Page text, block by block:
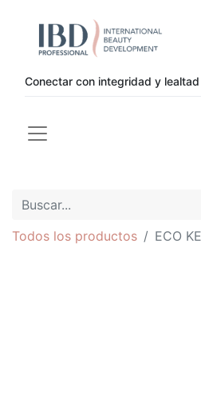
Conectar con integridad y
Todos los productos ECO